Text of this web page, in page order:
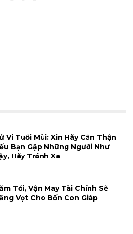
Vi Tuổi Mùi: Xin Hãy Cẩn Thận
Bạn Gặp Những Người Như
Hãy Tránh Xa
Tới, Vận May Tài Chính Sẽ
Vọt Cho Bốn Con Giáp